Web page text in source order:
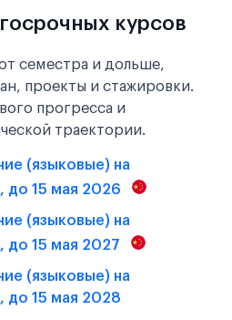
курсов
семестра и дольше,
проекты и стажировки.
прогресса и
траектории.
(языковые) на
до 15 мая 2026
(языковые) на
до 15 мая 2027
(языковые) на
до 15 мая 2028